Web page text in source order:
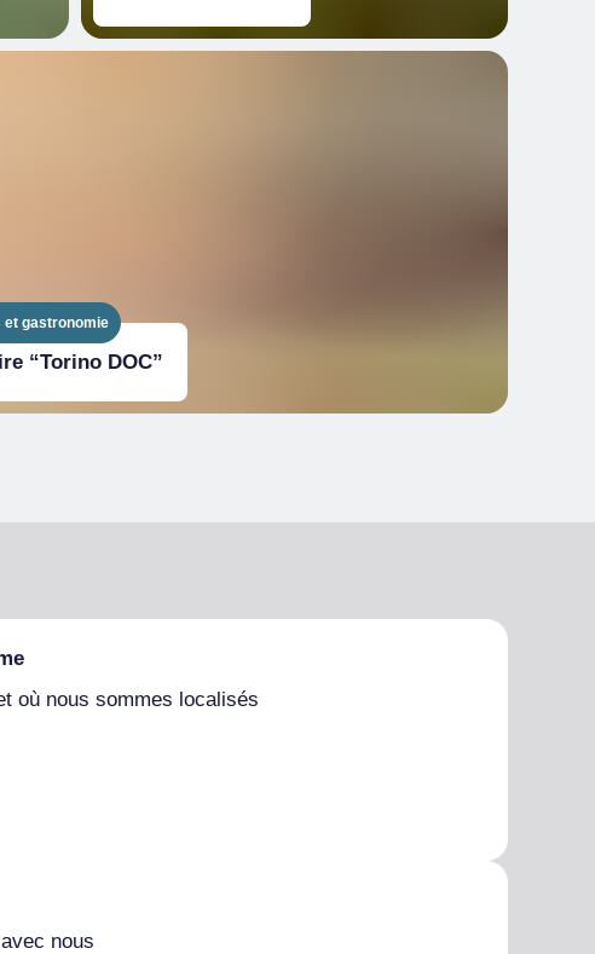
et gastronomie
“Torino DOC”
où nous sommes localisés
nous